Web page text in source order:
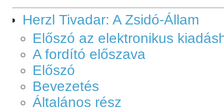
Herzl Tivadar: A Zsidó-Állam
Előszó az elektronikus
A fordító előszava
Előszó
Bevezetés
Általános rész